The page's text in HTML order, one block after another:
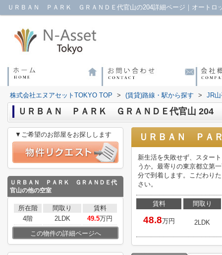
株式会社エヌアセットTOKYO TOP > (賃貸)路線・駅から探す > JR
ＵＲＢＡＮ ＰＡＲＫ ＧＲＡＮＤＥ代官山 204
ＵＲＢＡＮ ＰＡ
新生活を失敗せず、スター
うか。最寄りの東京都立第
分で到着します。こだわり
さい。
賃料
48.8万円
間取り
2LDK
▼ご希望のお部屋をお探しします
ＵＲＢＡＮ ＰＡＲＫ ＧＲＡＮＤＥ代
官山の他の空室
所在階 間取り
賃料
4階
2LDK 49.5万円
この物件の詳細ページへ